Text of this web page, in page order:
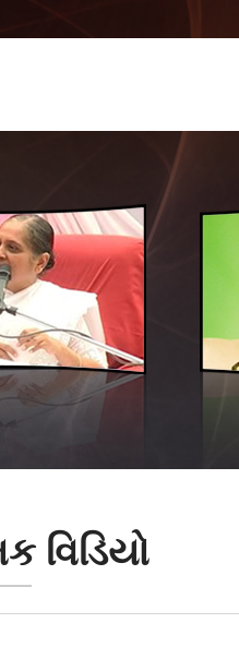
વિડિયો